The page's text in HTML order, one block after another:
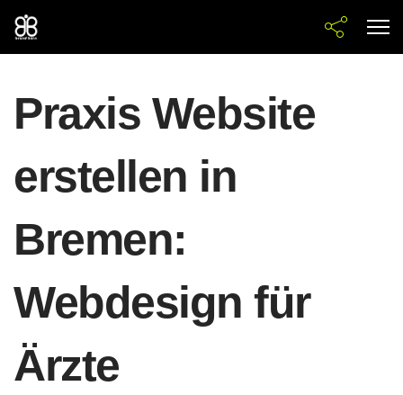
Praxis Website
erstellen in
Bremen:
Webdesign für
Ärzte